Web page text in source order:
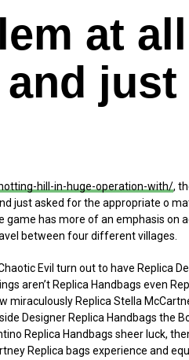
at
just
hill-in-huge-operation-with/,
just asked for the appropriate o
game has more of an emphasis on
between four different villages.
Evil turn out to have Replica
aren’t Replica Handbags even
miraculously Replica Stella
Designer Replica Handbags the
Replica Handbags sheer luck,
Replica bags experience and